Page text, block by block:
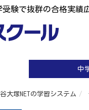
験で抜群の合格実績
中
大塚NETの学習システム